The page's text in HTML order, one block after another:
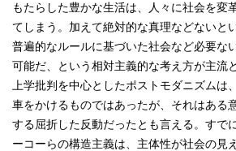
もたらした豊かな生活は、人々に社会を変
てしまう。加えて絶対的な真理などないと
普遍的なルールに基づいた社会など必要な
可能だ、という相対主義的な考え方が主流
上学批判を中心としたポストモダニズムは
車をかけるものではあったが、それはある
する屈折した反動だったとも言える。すで
ーコーらの構造主義は、主体性が社会の見